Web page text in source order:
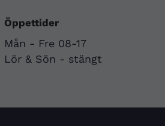
Öppettider
Mån - Fre 08-17
Lör & Sön - stängt